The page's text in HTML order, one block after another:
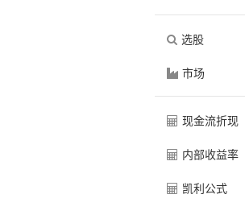
选股
市场
现金流折现
内部收益率
凯利公式